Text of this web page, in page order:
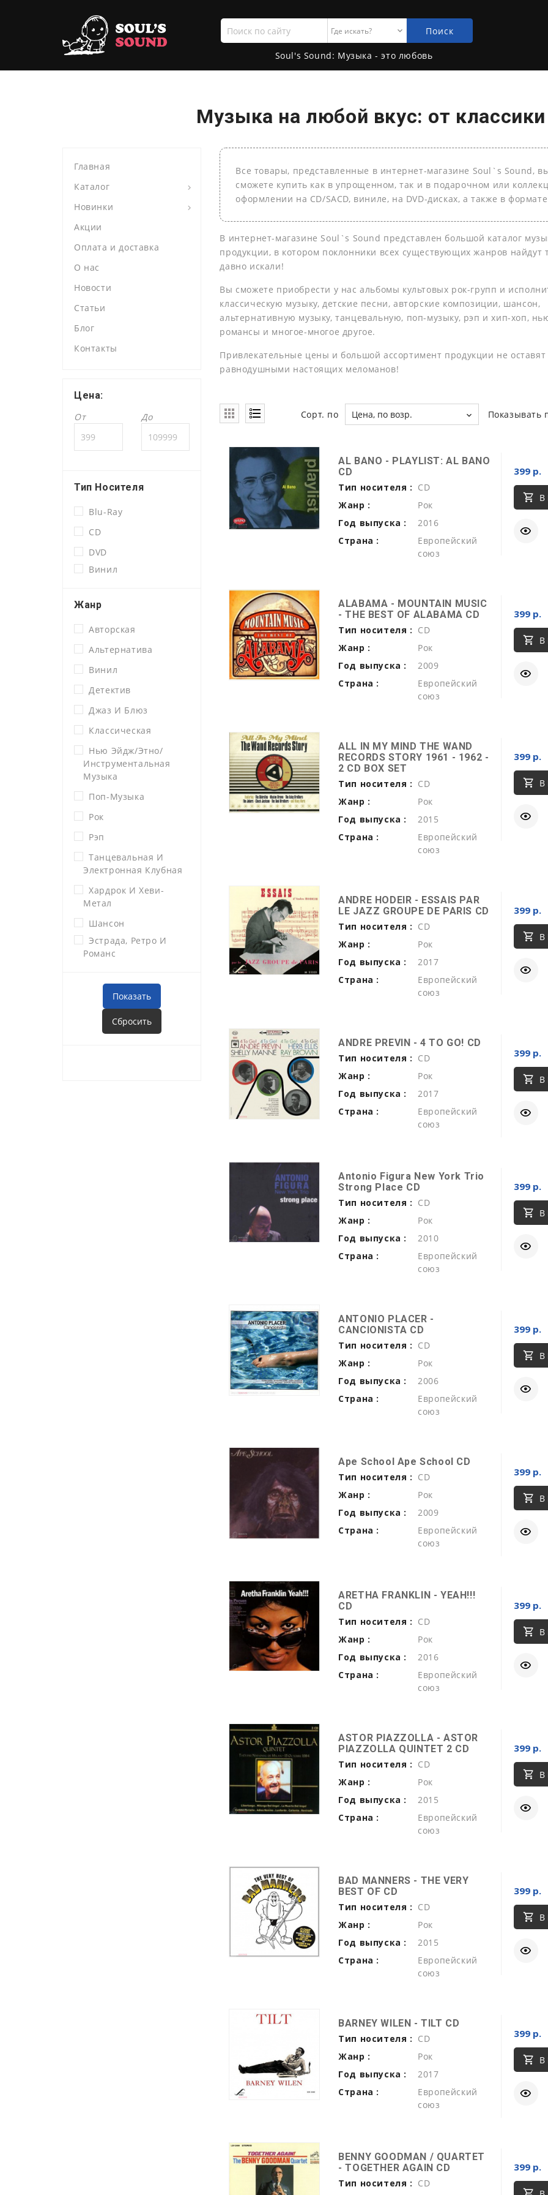
Поиск
по
сайту
Поиск
Soul's Sound: Музыка - это любовь
Музыка на любой вкус: от
Главная
Каталог
Новинки
Акции
Оплата и доставка
О нас
Новости
Статьи
Блог
Контакты
Цена:
От
До
Тип Носителя
Blu-Ray
CD
DVD
Винил
Жанр
Авторская
Альтернатива
Винил
Детектив
Джаз И Блюз
Классическая
Нью Эйдж/этно/
Инструментальная
Музыка
Поп-Музыка
Рок
Рэп
Танцевальная И
Электронная Клубная
Хардрок И Хеви-
Метал
Шансон
Эстрада, Ретро И
Романс
Все товары, представленные в интернет-магазине Soul`s Sound,
сможете купить как в упрощенном, так и в подарочном или
оформлении на СD/SACD, виниле, на DVD-дисках, а также в
В интернет-магазине Soul`s Sound представлен большой каталог
продукции, в котором поклонники всех существующих жанров найдут
давно искали!
Вы сможете приобрести у нас альбомы культовых рок-групп и
классическую музыку, детские песни, авторские композиции, шансон,
альтернативную музыку, танцевальную, поп-музыку, рэп и хип-хоп,
романсы и многое-многое другое.
Привлекательные цены и большой ассортимент продукции не оставят
равнодушными настоящих меломанов!
Сорт. по Цена, по возр. Показывать
AL BANO - PLAYLIST: AL BANO
CD
Тип носителя : CD
Жанр :
Рок
Год выпуска :
2016
Страна :
Европейский
союз
399 р.
В
ALABAMA - MOUNTAIN MUSIC
- THE BEST OF ALABAMA CD
Тип носителя : CD
Жанр :
Рок
Год выпуска :
2009
Страна :
Европейский
союз
399 р.
В
ALL IN MY MIND THE WAND
RECORDS STORY 1961 - 1962 -
2 CD BOX SET
Тип носителя : CD
Жанр :
Рок
Год выпуска :
2015
Страна :
Европейский
союз
399 р.
В
ANDRE HODEIR - ESSAIS PAR
LE JAZZ GROUPE DE PARIS CD
Тип носителя : CD
Жанр :
Рок
Год выпуска :
2017
Страна :
Европейский
союз
399 р.
В
ANDRE PREVIN - 4 TO GO! CD
Тип носителя : CD
Жанр :
Рок
Год выпуска :
2017
Страна :
Европейский
союз
399 р.
В
Antonio Figura New York Trio
Strong Place CD
Тип носителя : CD
Жанр :
Рок
Год выпуска :
2010
Страна :
Европейский
союз
399 р.
В
ANTONIO PLACER -
CANCIONISTA CD
Тип носителя : CD
Жанр :
Рок
Год выпуска :
2006
Страна :
Европейский
союз
399 р.
В
Ape School Ape School CD
Тип носителя : CD
Жанр :
Рок
Год выпуска :
2009
Страна :
Европейский
союз
399 р.
В
ARETHA FRANKLIN - YEAH!!!
CD
Тип носителя : CD
Жанр :
Рок
Год выпуска :
2016
Страна :
Европейский
союз
399 р.
В
ASTOR PIAZZOLLA - ASTOR
PIAZZOLLA QUINTET 2 CD
Тип носителя : CD
Жанр :
Рок
Год выпуска :
2015
Страна :
Европейский
союз
399 р.
В
BAD MANNERS - THE VERY
BEST OF CD
Тип носителя : CD
Жанр :
Рок
Год выпуска :
2015
Страна :
Европейский
союз
399 р.
В
BARNEY WILEN - TILT CD
Тип носителя : CD
Жанр :
Рок
Год выпуска :
2017
Страна :
Европейский
союз
399 р.
В
BENNY GOODMAN / QUARTET
- TOGETHER AGAIN CD
Тип носителя : CD
399 р.